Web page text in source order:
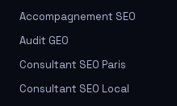
Accompagnement SEO
Audit GEO
Consultant SEO Paris
Consultant SEO Local